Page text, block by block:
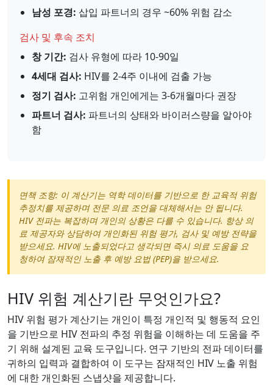
남성 포경: 삽입 파트너의 경우 ~60% 위험 감소
검사 및 후속 조치
창 기간: 검사 유형에 따라 10-90일
4세대 검사: HIV를 2-4주 이내에 검출 가능
정기 검사: 고위험 개인에게는 3-6개월마다 권장
파트너 검사: 파트너의 상태와 바이러스량을 알아야
함
면책 조항: 이 계산기는 역학 데이터를 기반으로 한 교육적 위험
추정치를 제공하며 전문 의료 조언을 대체해서는 안 됩니다.
HIV 전파는 복잡하며 개인의 상황은 다를 수 있습니다. 항상 의
료 제공자와 상담하여 개인화된 위험 평가, 검사 및 예방 전략을
받으세요. HIV에 노출되었다고 생각되면 즉시 의료 도움을 요
청하여 잠재적인 노출 후 예방 요법 (PEP)을 받으세요.
HIV 위험 계산기란 무엇인가요?
HIV 위험 평가 계산기는 개인이 특정 개인적 및 행동적 요인
을 기반으로 HIV 전파의 추정 위험을 이해하는 데 도움을 주
기 위해 설계된 교육 도구입니다. 연구 기반의 전파 데이터를
귀하의 입력과 결합하여 이 도구는 잠재적인 HIV 노출 위험
에 대한 개인화된 스냅샷을 제공합니다.